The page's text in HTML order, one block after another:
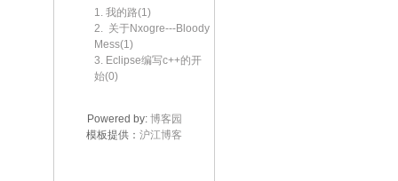
1. 我的路(1)
2. 关于Nxogre---Bloody
Mess(1)
3. Eclipse编写c++的开
始(0)
Powered by: 博客园
模板提供： 沪江博客